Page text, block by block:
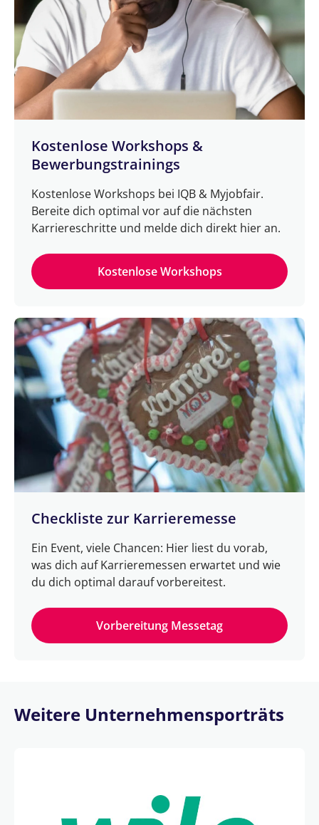
Kostenlose Workshops &
Bewerbungstrainings
Kostenlose Workshops bei IQB & Myjobfair.
Bereite dich optimal vor auf die nächsten
Karriereschritte und melde dich direkt hier an.
Kostenlose Workshops
Checkliste zur Karrieremesse
Ein Event, viele Chancen: Hier liest du vorab,
was dich auf Karrieremessen erwartet und wie
du dich optimal darauf vorbereitest.
Vorbereitung Messetag
Weitere Unternehmensporträts